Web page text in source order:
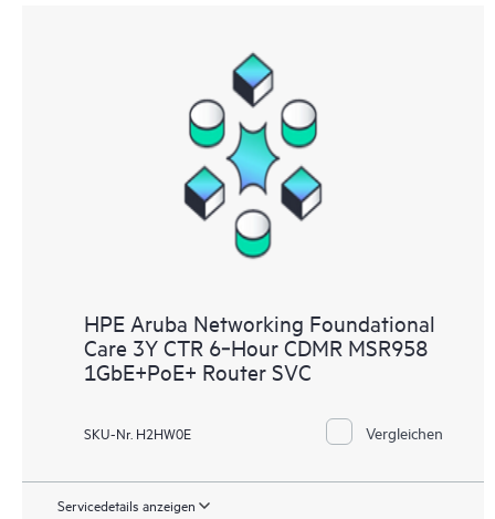
HPE Aruba Networking Foundational
Care 3Y CTR 6‑Hour CDMR MSR958
1GbE+PoE+ Router SVC
SKU-Nr. H2HW0E Vergleichen
Servicedetails anzeigen